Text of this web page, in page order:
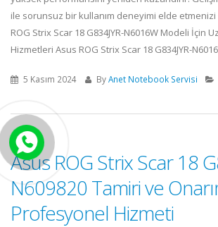
ile sorunsuz bir kullanım deneyimi elde etmenizi
ROG Strix Scar 18 G834JYR-N6016W Modeli İçin
Hizmetleri Asus ROG Strix Scar 18 G834JYR-
5 Kasım 2024 ByAnet Notebook Servisi
Asus ROG Strix Scar 18
N609820 Tamiri ve
Profesyonel Hizmeti